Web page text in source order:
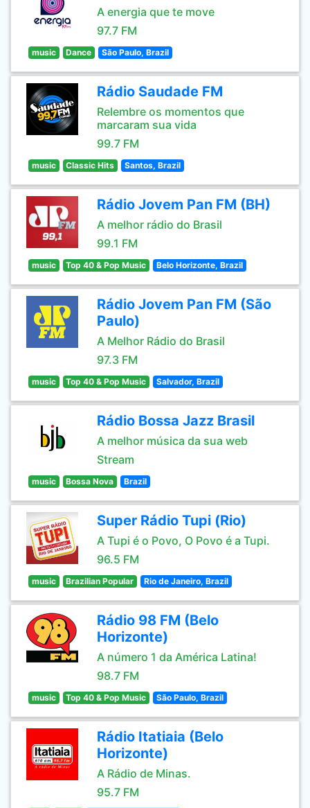
A energia que te move
97.7 FM
music Dance São Paulo, Brazil
Rádio Saudade FM
Relembre os momentos que
marcaram sua vida
99.7 FM
music Classic Hits Santos, Brazil
Rádio Jovem Pan FM (BH)
A melhor rádio do Brasil
99.1 FM
music Top 40 & Pop Music Belo Horizonte, Brazil
Rádio Jovem Pan FM (São
Paulo)
A Melhor Rádio do Brasil
97.3 FM
music Top 40 & Pop Music Salvador, Brazil
Rádio Bossa Jazz Brasil
A melhor música da sua web
Stream
music Bossa Nova Brazil
Super Rádio Tupi (Rio)
A Tupi é o Povo, O Povo é a Tupi.
96.5 FM
music Brazilian Popular Rio de Janeiro, Brazil
Rádio 98 FM (Belo
Horizonte)
A número 1 da América Latina!
98.7 FM
music Top 40 & Pop Music São Paulo, Brazil
Rádio Itatiaia (Belo
Horizonte)
A Rádio de Minas.
95.7 FM